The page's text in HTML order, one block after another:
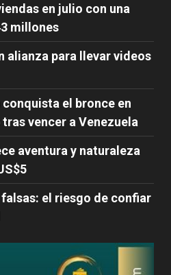
en julio con una
millones
alianza para llevar videos
el bronce en
vencer a Venezuela
aventura y naturaleza
el riesgo de confiar